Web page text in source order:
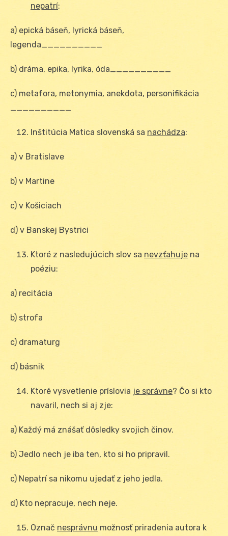
nepatrí:
a) epická báseň, lyrická báseň,
legenda__________
b) dráma, epika, lyrika, óda__________
c) metafora, metonymia, anekdota, personifikácia
__________
Inštitúcia Matica slovenská sa nachádza:
a) v Bratislave
b) v Martine
c) v Košiciach
d) v Banskej Bystrici
Ktoré z nasledujúcich slov sa nevzťahuje na
poéziu:
a) recitácia
b) strofa
c) dramaturg
d) básnik
Ktoré vysvetlenie príslovia je správne? Čo si kto
navaril, nech si aj zje:
a) Každý má znášať dôsledky svojich činov.
b) Jedlo nech je iba ten, kto si ho pripravil.
c) Nepatrí sa nikomu ujedať z jeho jedla.
d) Kto nepracuje, nech neje.
Označ nesprávnu možnosť priradenia autora k